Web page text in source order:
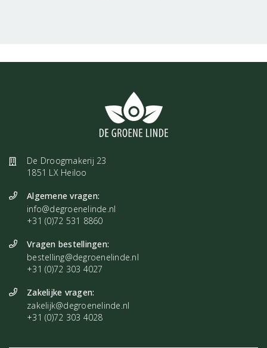
De Droogmakerij 23
1851 LX Heiloo
Algemene vragen:
info@degroenelinde.nl
+31 (0)72 531 8860
Vragen bestellingen:
bestelling@degroenelinde.nl
+31 (0)72 303 4027
Zakelijke vragen:
zakelijk@degroenelinde.nl
+31 (0)72 303 4028